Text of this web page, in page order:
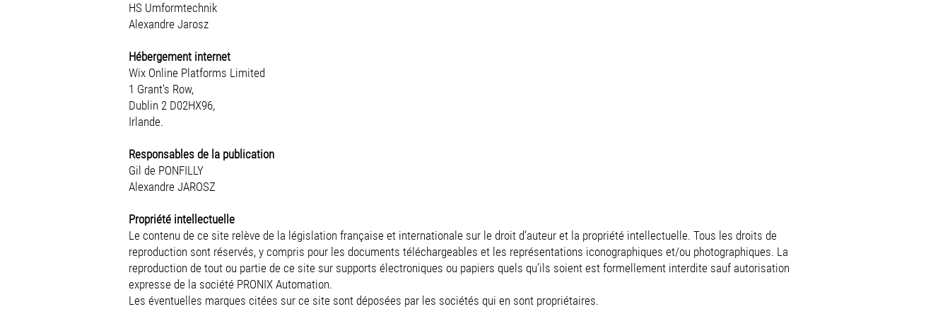
HS Umformtechnik
Alexandre Jarosz
Hébergement internet
Wix Online Platforms Limited
1 Grant's Row,
Dublin 2 D02HX96,
Irlande.
Responsables de la publication
Gil de PONFILLY
Alexandre JAROSZ
Propriété intellectuelle
Le contenu de ce site relève de la législation française et internationale sur le droit d’auteur et la propriété intellectuelle. Tous les droits de
reproduction sont réservés, y compris pour les documents téléchargeables et les représentations iconographiques et/ou photographiques. La
reproduction de tout ou partie de ce site sur supports électroniques ou papiers quels qu’ils soient est formellement interdite sauf autorisation
expresse de la société PRONIX Automation.
Les éventuelles marques citées sur ce site sont déposées par les sociétés qui en sont propriétaires.